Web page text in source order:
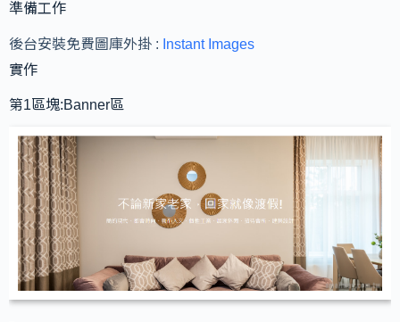
準備工作
後台安裝免費圖庫外掛 : Instant Images
實作
第1區塊:Banner區